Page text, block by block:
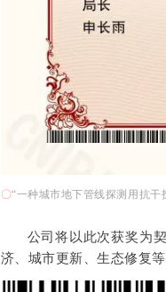
〇“一种城市地下管线探测用抗
公司将以此次获奖为
济、城市更新、生态修复